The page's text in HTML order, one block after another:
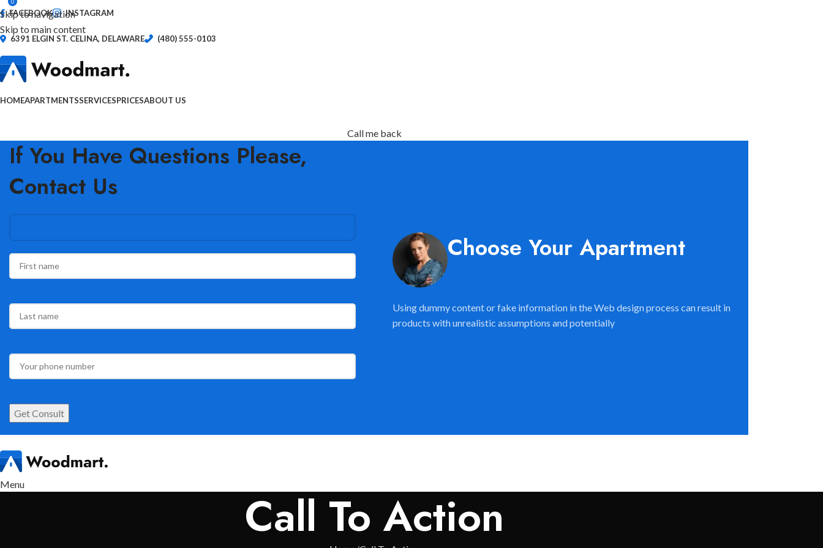
Skip to navigation
Skip to main content
FACEBOOK INSTAGRAM
6391 ELGIN ST. CELINA, DELAWARE (480) 555-0103
HOMEAPARTMENTSSERVICESPRICESABOUT US
Call me back
If You Have Questions Please,
Contact Us
Choose Your Apartment
Using dummy content or fake information in the Web design process can result in
products with unrealistic assumptions and potentially
Menu
Call To Action
0